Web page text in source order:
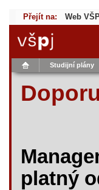
Přejít na: Web
Studijní plány
platný